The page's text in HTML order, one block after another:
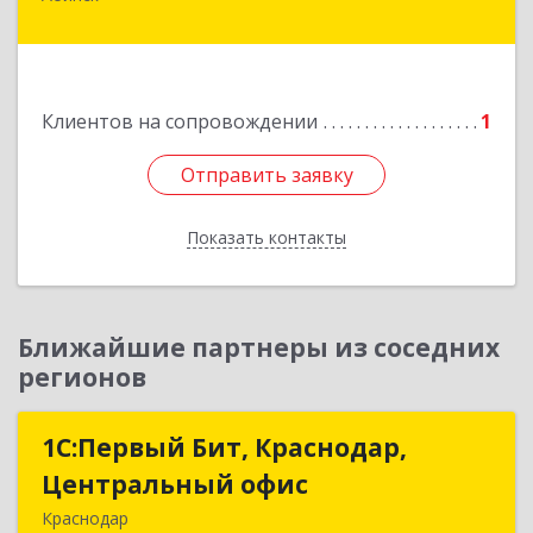
Клиентов на сопровождении 1
Отправить заявку
Показать контакты
Подробнее
Отправить заявку
Назад
Ближайшие партнеры из соседних
регионов
1С:Первый Бит, Краснодар,
Центральный офис
Краснодар
1С:Первый Бит, Краснодар,
Центральный офис